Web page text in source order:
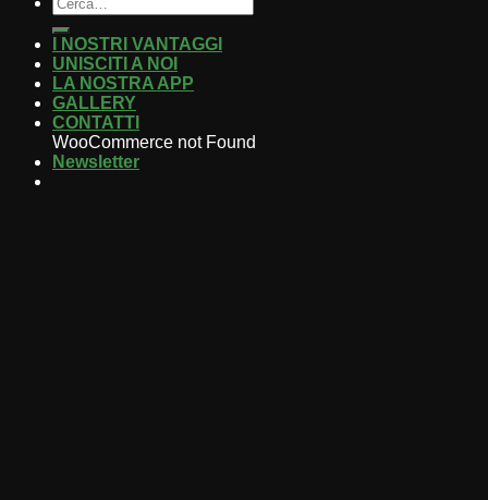
I NOSTRI VANTAGGI
UNISCITI A NOI
LA NOSTRA APP
GALLERY
CONTATTI
WooCommerce not Found
Newsletter